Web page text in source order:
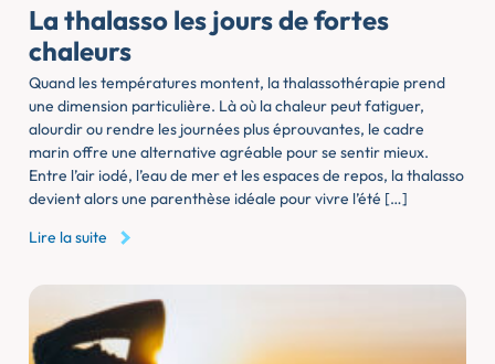
La thalasso les jours de fortes
chaleurs
Quand les températures montent, la thalassothérapie prend
une dimension particulière. Là où la chaleur peut fatiguer,
alourdir ou rendre les journées plus éprouvantes, le cadre
marin offre une alternative agréable pour se sentir mieux.
Entre l’air iodé, l’eau de mer et les espaces de repos, la thalasso
devient alors une parenthèse idéale pour vivre l’été […]
Lire la suite